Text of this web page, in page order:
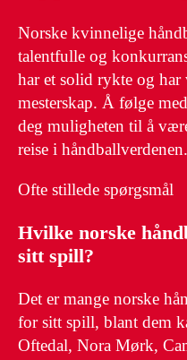
Norske kvinnelige
talentfulle og
har et solid rykte og har
mesterskap. Å følge
deg muligheten til å
reise i håndballverdenen.
Ofte stillede spørgsmål
Hvilke norske
sitt spill?
Det er mange norske
for sitt spill, blant dem
Oftedal, Nora Mørk,